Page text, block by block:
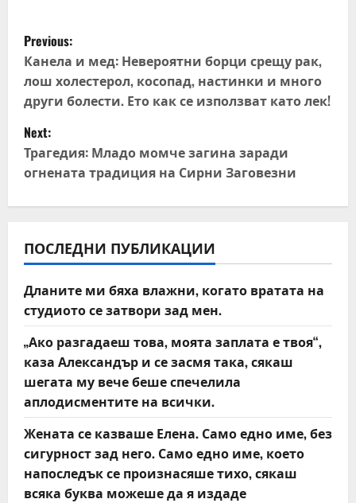
P
o
s
t
n
a
v
i
g
a
t
i
o
n
Previous:
Канела и мед: Невероятни борци срещу рак,
лош холестерол, косопад, настинки и много
други болести. Ето как се използват като лек!
Next:
Трагедия: Младо момче загина заради
огнената традиция на Сирни Заговезни
ПОСЛЕДНИ ПУБЛИКАЦИИ
Дланите ми бяха влажни, когато вратата на
студиото се затвори зад мен.
„Ако разгадаеш това, моята заплата е твоя“,
каза Александър и се засмя така, сякаш
шегата му вече беше спечелила
аплодисментите на всички.
Жената се казваше Елена. Само едно име, без
сигурност зад него. Само едно име, което
напоследък се произнасяше тихо, сякаш
всяка буква можеше да я издаде